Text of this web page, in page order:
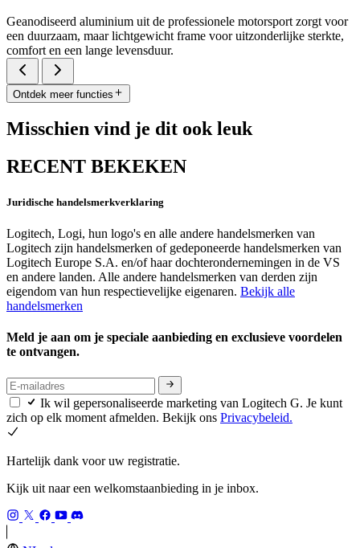
Geanodiseerd aluminium uit de professionele motorsport zorgt voor
een duurzaam, maar lichtgewicht frame voor uitzonderlijke sterkte,
comfort en een lange levensduur.
Ontdek meer functies
Misschien vind je dit ook leuk
RECENT BEKEKEN
Juridische handelsmerkverklaring
Logitech, Logi, hun logo's en alle andere handelsmerken van
Logitech zijn handelsmerken of gedeponeerde handelsmerken van
Logitech Europe S.A. en/of haar dochterondernemingen in de VS
en andere landen. Alle andere handelsmerken van derden zijn
eigendom van hun respectievelijke eigenaren. Bekijk alle
handelsmerken
Meld je aan om je speciale aanbieding en exclusieve voordelen
te ontvangen.
Ik wil gepersonaliseerde marketing van Logitech G. Je kunt
zich op elk moment afmelden. Bekijk ons Privacybeleid.
Hartelijk dank voor uw registratie.
Kijk uit naar een welkomstaanbieding in je inbox.